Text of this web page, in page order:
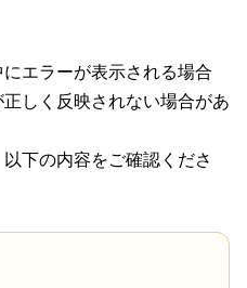
エラーが表示される場合
しく反映されない場合があ
下の内容をご確認くださ